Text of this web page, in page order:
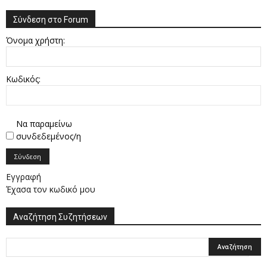
Σύνδεση στο Forum
Όνομα χρήστη:
Κωδικός:
Να παραμείνω
συνδεδεμένος/η
Σύνδεση
Εγγραφή
Έχασα τον κωδικό μου
Αναζήτηση Συζητήσεων